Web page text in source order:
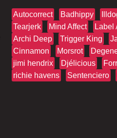
Autocorrect Badhippy
Tearjerk
Mind Affect
Label
Archi Deep
Trigger King
Cinnamon
Morsrot
jimi hendrix
Djélicious
richie havens
Sentenciero